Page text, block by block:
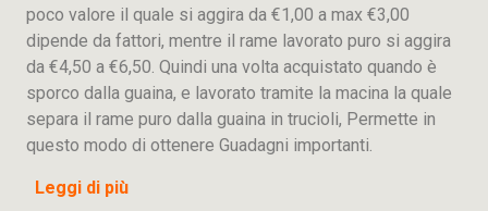
poco valore il quale si aggira da €1,00 a max €3,00
dipende da fattori, mentre il rame lavorato puro si aggira
da €4,50 a €6,50. Quindi una volta acquistato quando è
sporco dalla guaina, e lavorato tramite la macina la quale
separa il rame puro dalla guaina in trucioli, Permette in
questo modo di ottenere Guadagni importanti.
Leggi di più